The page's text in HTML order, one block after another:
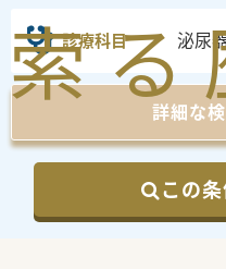
索る
診療科目 泌尿
詳細な
この